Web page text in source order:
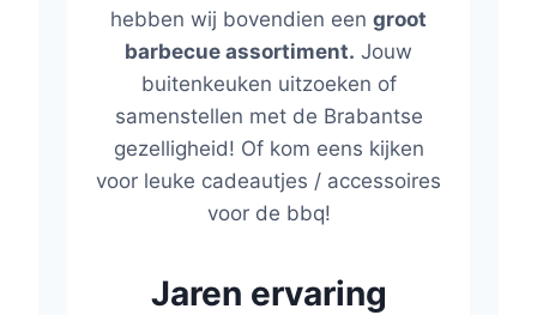
hebben wij bovendien een groot
barbecue assortiment. Jouw
buitenkeuken uitzoeken of
samenstellen met de Brabantse
gezelligheid! Of kom eens kijken
voor leuke cadeautjes / accessoires
voor de bbq!
Jaren ervaring